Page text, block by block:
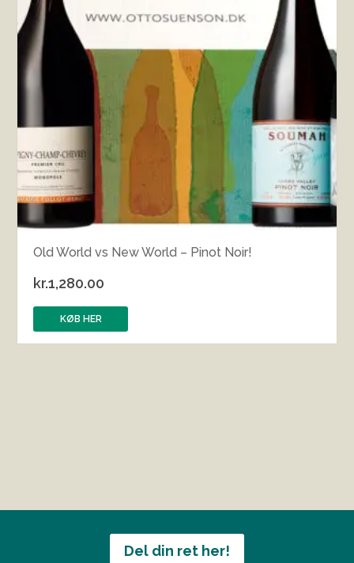
Old World vs New World – Pinot Noir!
kr.1,280.00
KØB HER
Del din ret her!